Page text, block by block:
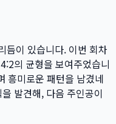
듬이 있습니다. 이번 회차
4:2의 균형을 보여주었습니
흥미로운 패턴을 남겼네
발견해, 다음 주인공이